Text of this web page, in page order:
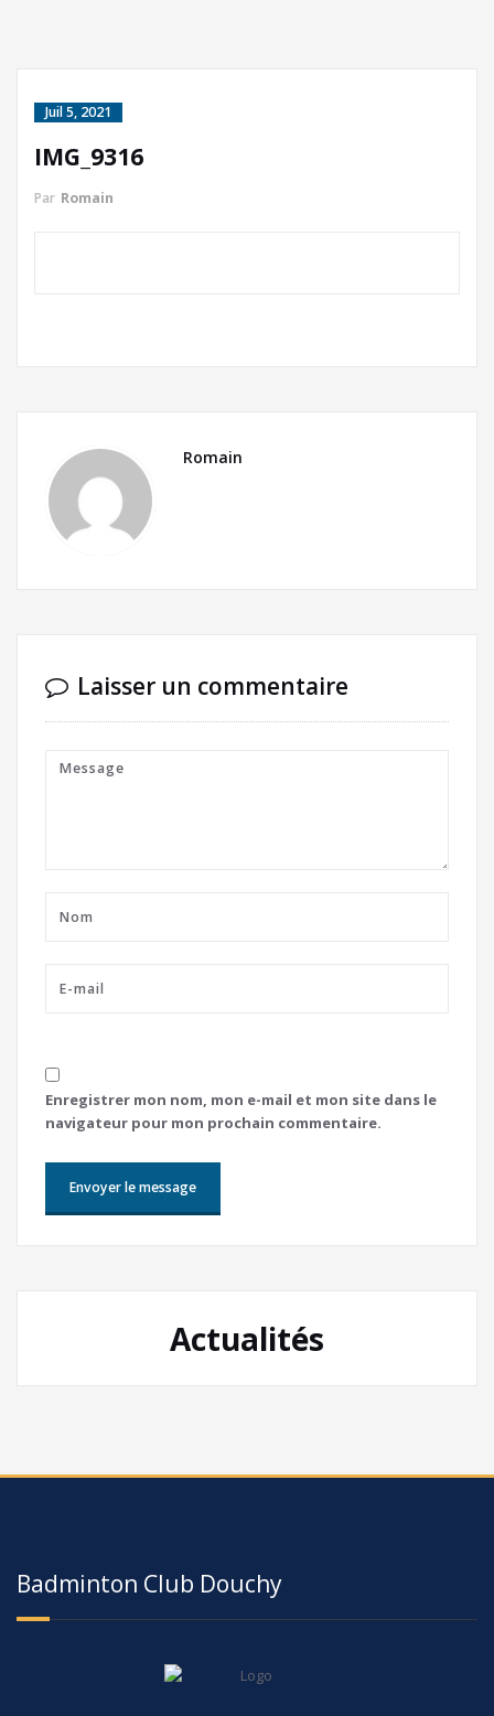
Juil 5, 2021
IMG_9316
Par Romain
Romain
Laisser un commentaire
Enregistrer mon nom, mon e-mail et mon site dans le
navigateur pour mon prochain commentaire.
Actualités
Badminton Club Douchy